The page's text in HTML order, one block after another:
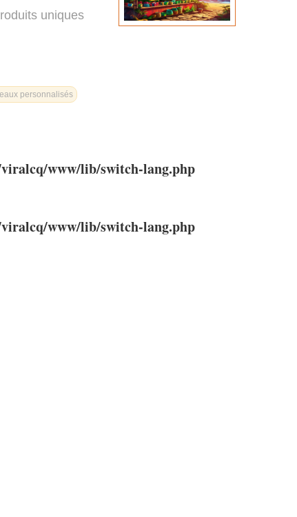
uniques
personnalisés
www/lib/switch-lang.php
www/lib/switch-lang.php